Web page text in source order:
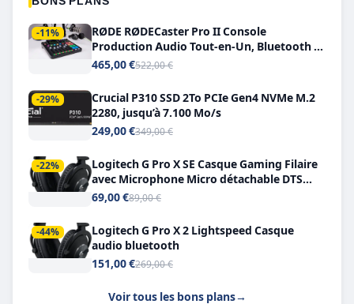
-11%
RØDE RØDECaster Pro II Console
Production Audio Tout-en-Un, Bluetooth et
Double USB-C
465,00 €522,00 €
-29%
Crucial P310 SSD 2To PCIe Gen4 NVMe M.2
2280, jusqu’à 7.100 Mo/s
249,00 €349,00 €
-22%
Logitech G Pro X SE Casque Gaming Filaire
avec Microphone Micro détachable DTS
Headphone X 7.1
69,00 €89,00 €
-44%
Logitech G Pro X 2 Lightspeed Casque
audio bluetooth
151,00 €269,00 €
Voir tous les bons plans→